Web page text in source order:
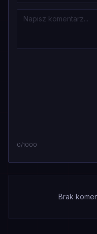
0/1000
Brak